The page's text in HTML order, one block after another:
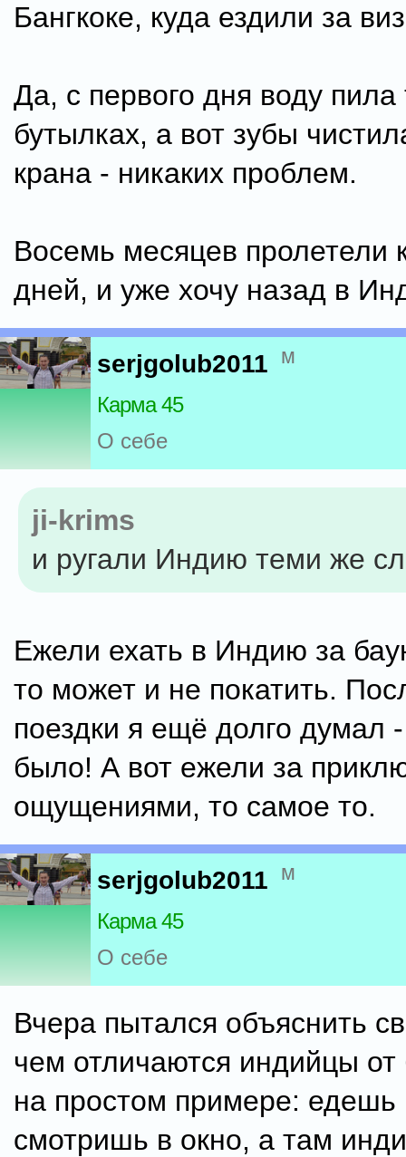
Бангкоке, куда ездили за
Да, с первого дня воду пила
бутылках, а вот зубы
крана - никаких проблем.
Восемь месяцев пролетели
дней, и уже хочу назад в
serjgolub2011 м
Карма 45
О себе
ji-krims
и ругали Индию теми же
Ежели ехать в Индию за
то может и не покатить.
поездки я ещё долго думал
было! А вот ежели за
ощущениями, то самое то.
serjgolub2011 м
Карма 45
О себе
Вчера пытался объяснить
чем отличаются индийцы от
на простом примере: едешь
смотришь в окно, а там